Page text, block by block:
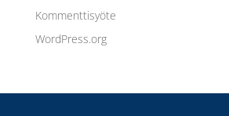
Kommenttisyöte
WordPress.org